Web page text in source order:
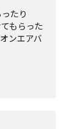
たり
もらった
ンエアバ